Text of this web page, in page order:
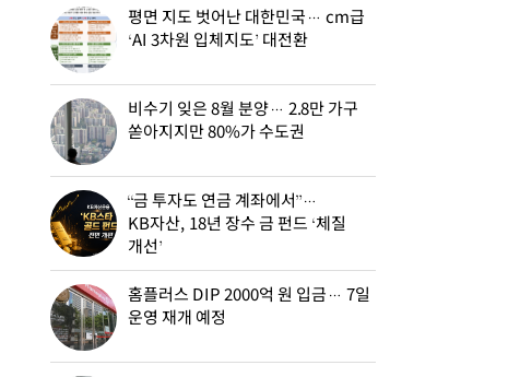
평면 지도 벗어난 대한민국… cm급
‘AI 3차원 입체지도’ 대전환
비수기 잊은 8월 분양… 2.8만 가구
쏟아지지만 80%가 수도권
“금 투자도 연금 계좌에서”…
KB자산, 18년 장수 금 펀드 ‘체질
개선’
홈플러스 DIP 2000억 원 입금… 7일
운영 재개 예정